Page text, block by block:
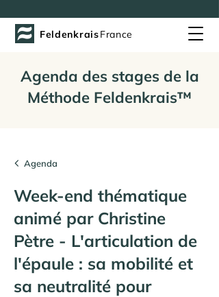
FeldenkraisFrance
Agenda des stages de la
Méthode Feldenkrais™
Agenda
Week-end thématique
animé par Christine
Pètre - L'articulation de
l'épaule : sa mobilité et
sa neutralité pour